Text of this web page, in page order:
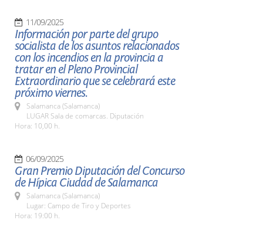
11/09/2025
Información por parte del grupo
socialista de los asuntos relacionados
con los incendios en la provincia a
tratar en el Pleno Provincial
Extraordinario que se celebrará este
próximo viernes.
Salamanca (Salamanca)
LUGAR Sala de comarcas. Diputación
Hora: 10,00 h.
06/09/2025
Gran Premio Diputación del Concurso
de Hípica Ciudad de Salamanca
Salamanca (Salamanca)
Lugar: Campo de Tiro y Deportes
Hora: 19:00 h.